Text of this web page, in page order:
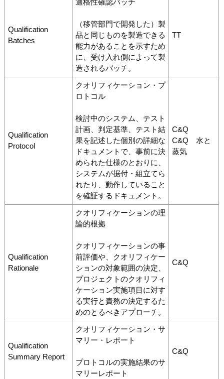
Qualification
Batches
適格性確認バッチ
（移管部門で開発した）製
品と同じものを製造できる
能力があることを示すため
に、受け入れ側によって製
造されるバッチ。
TT
Qualification
Protocol
クオリフィケーション・プ
ロトコル
検討中のシステム、テスト
計画、判定基準、テスト結
果を記述した個別の詳細な
ドキュメントで、事前に決
められた仕様のとおりに、
システムが据付・組立てら
れたり、動作していること
を確証するドキュメント。
C&Q
C&Q 水と
蒸気
Qualification
Rationale
クオリフィケーションの理
論的根拠
クオリフィケーションの事
前評価や、クオリフィケー
ションの対象範囲の決定、
プロジェクトのクオリフィ
ケーション実施項目に対す
る実行と責務の決定するた
めのとるべきアプローチ。
C&Q
Qualification
Summary Report
クオリフィケーション・サ
マリー・レポート
プロトコルの実施結果のサ
マリーレポート
C&Q